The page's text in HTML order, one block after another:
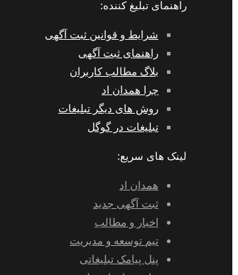
راهنمای تبلیغ کننده:
شرایط و قوانین ثبت آگهی
راهنمای ثبت آگهی
بلاگ مطالب کاربران
چرا همدان اد
روش های دیگر تبلیغات
تبلیغات در گوگل
لینک های سریع:
همدان اد
ثبت آگهی جدید
اخبار و مطالب
تیم توسعه و مدیریت
پنل پیامک تبلیغاتی